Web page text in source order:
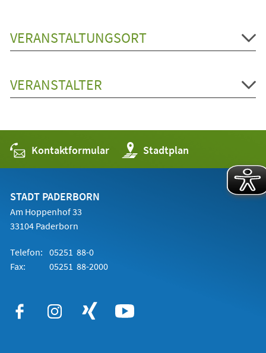
VERANSTALTUNGSORT
VERANSTALTER
Kontaktformular Stadtplan
(Öffnet
in
einem
STADT PADERBORN
Am Hoppenhof 33
33104 Paderborn
Telefon: 05251 88-0
Fax:
05251 88-2000